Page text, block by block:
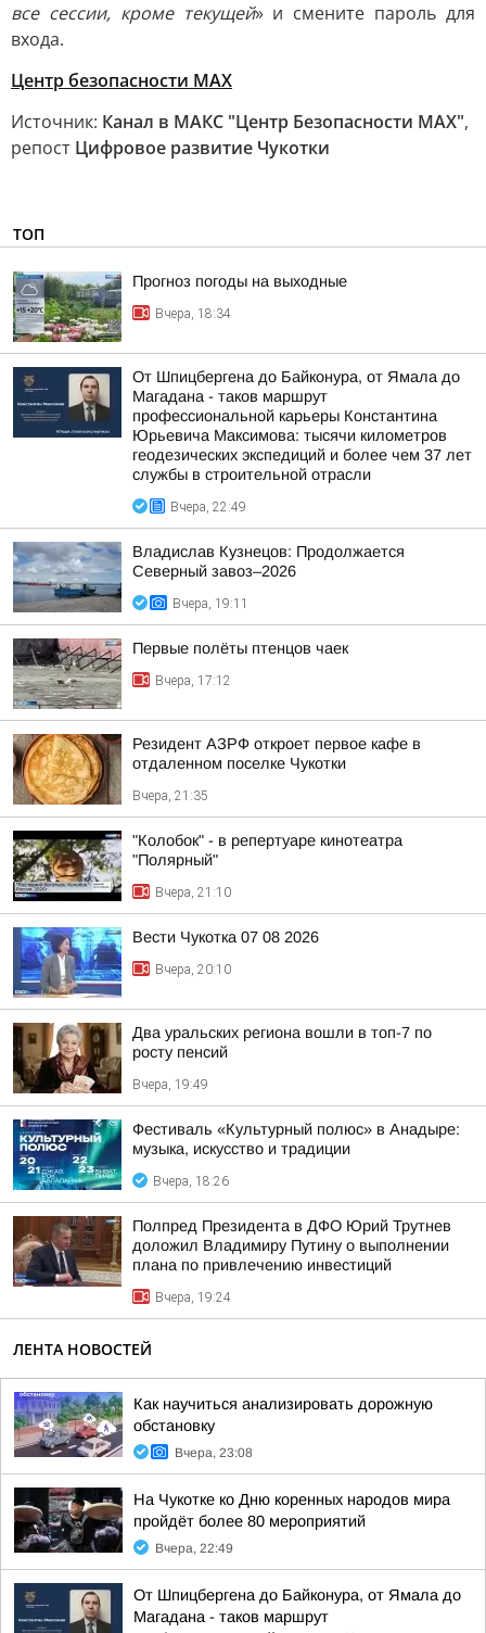
все сессии, кроме текущей» и смените пароль для
входа.
Центр безопасности MAX
Источник: Канал в МАКС "Центр Безопасности MAX",
репост Цифровое развитие Чукотки
ТОП
Прогноз погоды на выходные
Вчера, 18:34
От Шпицбергена до Байконура, от Ямала до
Магадана - таков маршрут
профессиональной карьеры Константина
Юрьевича Максимова: тысячи километров
геодезических экспедиций и более чем 37 лет
службы в строительной отрасли
Вчера, 22:49
Владислав Кузнецов: Продолжается
Северный завоз–2026
Вчера, 19:11
Первые полёты птенцов чаек
Вчера, 17:12
Резидент АЗРФ откроет первое кафе в
отдаленном поселке Чукотки
Вчера, 21:35
"Колобок" - в репертуаре кинотеатра
"Полярный"
Вчера, 21:10
Вести Чукотка 07 08 2026
Вчера, 20:10
Два уральских региона вошли в топ-7 по
росту пенсий
Вчера, 19:49
Фестиваль «Культурный полюс» в Анадыре:
музыка, искусство и традиции
Вчера, 18:26
Полпред Президента в ДФО Юрий Трутнев
доложил Владимиру Путину о выполнении
плана по привлечению инвестиций
Вчера, 19:24
ЛЕНТА НОВОСТЕЙ
Как научиться анализировать дорожную
обстановку
Вчера, 23:08
На Чукотке ко Дню коренных народов мира
пройдёт более 80 мероприятий
Вчера, 22:49
От Шпицбергена до Байконура, от Ямала до
Магадана - таков маршрут